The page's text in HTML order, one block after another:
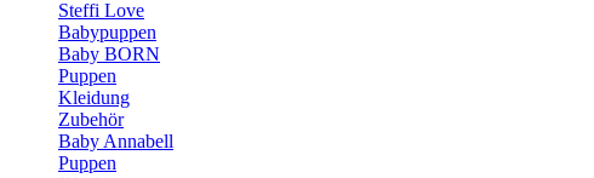
Steffi Love
Babypuppen
Baby BORN
Puppen
Kleidung
Zubehör
Baby Annabell
Puppen